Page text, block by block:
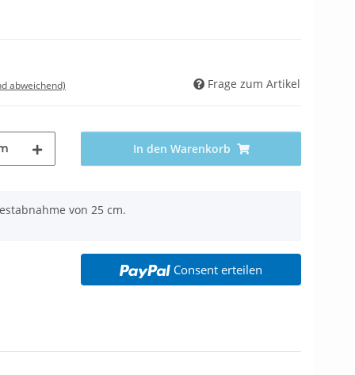
abweichend) Frage zum Artikel
In den Warenkorb
von 25 cm.
Consent erteilen